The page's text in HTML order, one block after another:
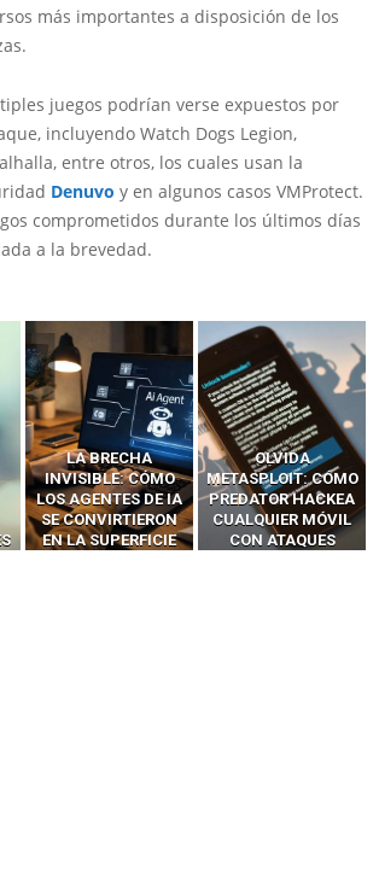
más importantes a disposición de los
juegos podrían verse expuestos por
incluyendo Watch Dogs Legion,
entre otros, los cuales usan la
Denuvo y en algunos casos VMProtect.
comprometidos durante los últimos días
a la brevedad.
OLVIDA
METASPLOIT: CÓMO
PREDATOR HACKEA
CUALQUIER MÓVIL
CON ATAQUES
CÓMO LOS HACKERS
INTERCEPTAN OTPS
Y LLAMADAS
MÓVILES SIN
‘HACKEAR’ — EL